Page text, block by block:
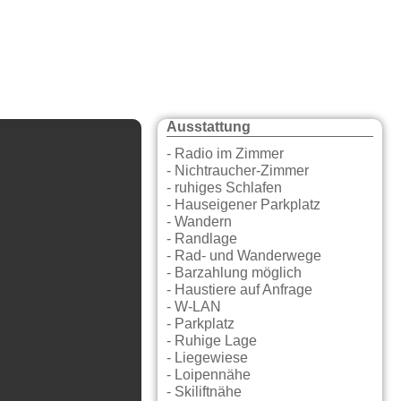
Ausstattung
- Radio im Zimmer
- Nichtraucher-Zimmer
- ruhiges Schlafen
- Hauseigener Parkplatz
- Wandern
- Randlage
- Rad- und Wanderwege
- Barzahlung möglich
- Haustiere auf Anfrage
- W-LAN
- Parkplatz
- Ruhige Lage
- Liegewiese
- Loipennähe
- Skiliftnähe